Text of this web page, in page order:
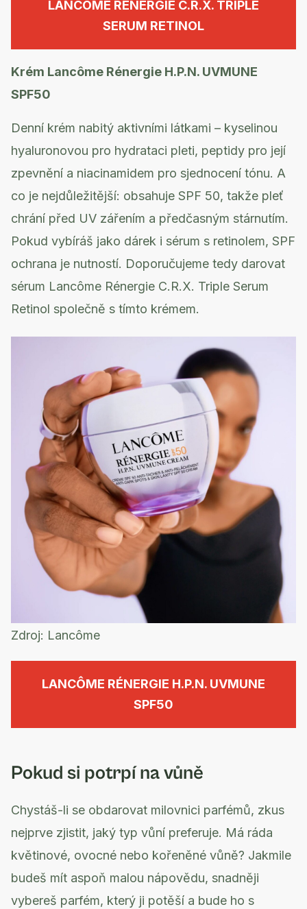
LANCÔME RÉNERGIE C.R.X. TRIPLE
SERUM RETINOL
Krém Lancôme Rénergie H.P.N. UVMUNE
SPF50
Denní krém nabitý aktivními látkami – kyselinou
hyaluronovou pro hydrataci pleti, peptidy pro její
zpevnění a niacinamidem pro sjednocení tónu. A
co je nejdůležitější: obsahuje SPF 50, takže pleť
chrání před UV zářením a předčasným stárnutím.
Pokud vybíráš jako dárek i sérum s retinolem, SPF
ochrana je nutností. Doporučujeme tedy darovat
sérum Lancôme Rénergie C.R.X. Triple Serum
Retinol společně s tímto krémem.
Zdroj: Lancôme
LANCÔME RÉNERGIE H.P.N. UVMUNE
SPF50
Pokud si potrpí na vůně
Chystáš-li se obdarovat milovnici parfémů, zkus
nejprve zjistit, jaký typ vůní preferuje. Má ráda
květinové, ovocné nebo kořeněné vůně? Jakmile
budeš mít aspoň malou nápovědu, snadněji
vybereš parfém, který ji potěší a bude ho s